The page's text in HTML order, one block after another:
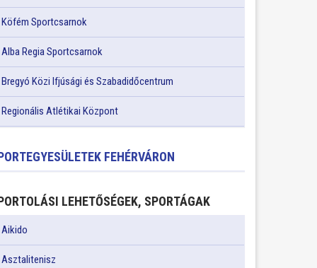
Köfém Sportcsarnok
Alba Regia Sportcsarnok
Bregyó Közi Ifjúsági és Szabadidőcentrum
Regionális Atlétikai Központ
FEHÉRVÁRON
LEHETŐSÉGEK, SPORTÁGAK
Aikido
Asztalitenisz